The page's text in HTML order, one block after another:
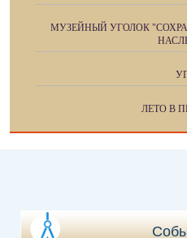
МУЗЕЙНЫЙ УГОЛОК
ЛЕТО В